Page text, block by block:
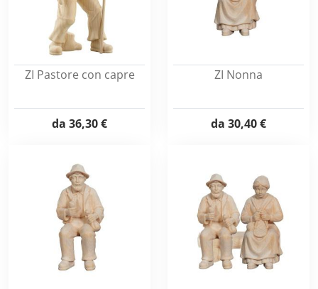
ZI Pastore con capre
da 36,30 €
ZI Nonna
da 30,40 €